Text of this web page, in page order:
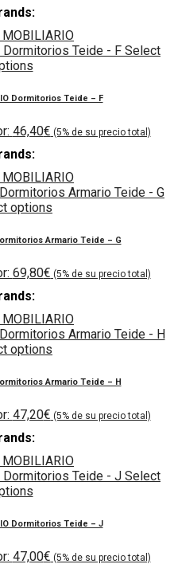
MOBILIARIO
Select
Dormitorios Teide – F
46,40€
MOBILIARIO
options
Armario Teide – G
69,80€
MOBILIARIO
options
Armario Teide – H
47,20€
MOBILIARIO
Select
Dormitorios Teide – J
47,00€